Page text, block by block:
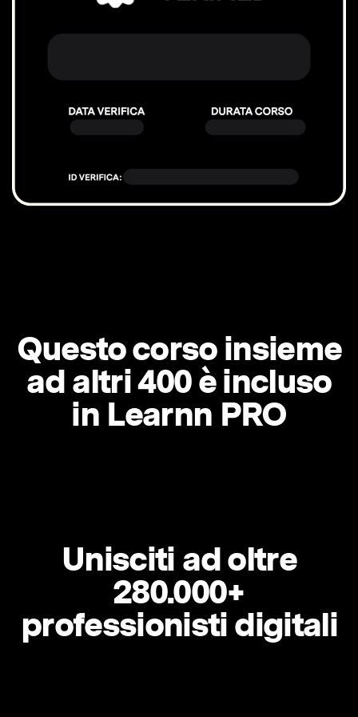
Questo corso insieme
ad altri 400 è incluso
in Learnn PRO
Unisciti ad oltre
280.000+
professionisti digitali